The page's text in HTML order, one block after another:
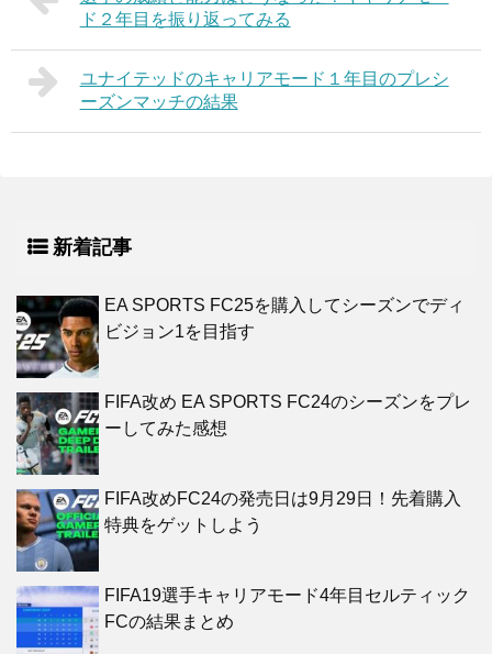
ド２年目を振り返ってみる
ユナイテッドのキャリアモード１年目のプレシ
ーズンマッチの結果
新着記事
EA SPORTS FC25を購入してシーズンでディ
ビジョン1を目指す
FIFA改め EA SPORTS FC24のシーズンをプレ
ーしてみた感想
FIFA改めFC24の発売日は9月29日！先着購入
特典をゲットしよう
FIFA19選手キャリアモード4年目セルティック
FCの結果まとめ